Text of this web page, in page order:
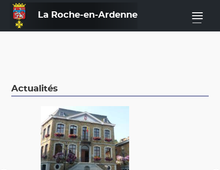
La Roche-en-Ardenne —
Actualités